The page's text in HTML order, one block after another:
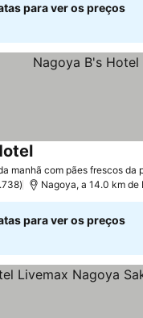
para ver os preços
manhã com pães frescos da
Nagoya, a 14.0 km de
para ver os preços